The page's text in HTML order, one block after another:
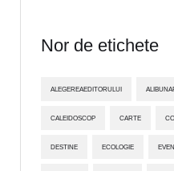
Nor de etichete
ALEGEREAEDITORULUI
CALEIDOSCOP CARTE
DESTINE ECOLOGIE